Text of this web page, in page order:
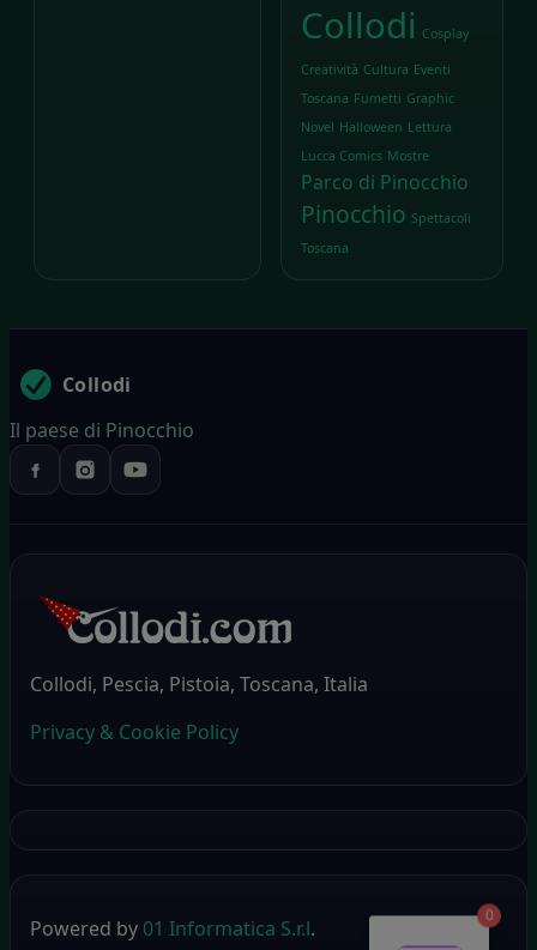
Collodi Cosplay
Creatività Cultura Eventi
Toscana Fumetti Graphic
Novel Halloween Lettura
Lucca Comics Mostre
Parco di Pinocchio
Pinocchio Spettacoli
Toscana
Collodi
Il paese di Pinocchio
Collodi, Pescia, Pistoia, Toscana, Italia
Privacy & Cookie Policy
Powered by 01 Informatica S.r.l. 0